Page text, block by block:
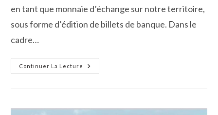
en tant que monnaie d’échange sur notre territoire,
sous forme d’édition de billets de banque. Dans le
cadre…
Continuer La Lecture
Ateliers
De
Gougerie